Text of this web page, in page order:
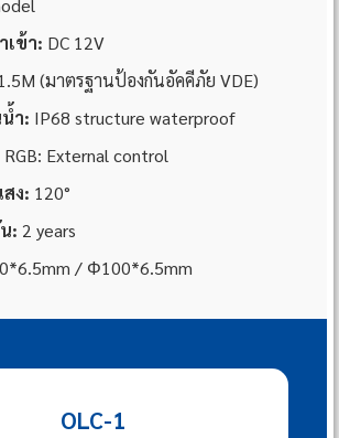
เข้า: DC 12V
(มาตรฐานป้องกันอัคคีภัย VDE)
ำ: IP68 structure waterproof
RGB: External control
ง: 120°
: 2 years
/ Φ100*6.5mm
OLC-1